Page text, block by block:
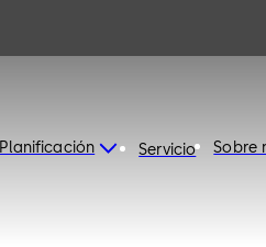
Planificación Servicio Sobre